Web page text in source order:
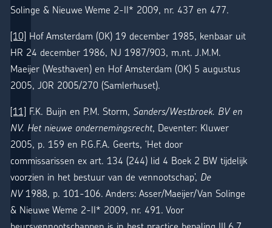
Solinge & Nieuwe Weme 2-II* 2009, nr. 437 en 477.
[10] Hof Amsterdam (OK) 19 december 1985, kenbaar uit
HR 24 december 1986, NJ 1987/903, m.nt. J.M.M.
Maeijer (Westhaven) en Hof Amsterdam (OK) 5 augustus
2005, JOR 2005/270 (Samlerhuset).
[11] F.K. Buijn en P.M. Storm, Sanders/Westbroek. BV en
NV. Het nieuwe ondernemingsrecht, Deventer: Kluwer
2005, p. 159 en P.G.F.A. Geerts, ‘Het door
commissarissen ex art. 134 (244) lid 4 Boek 2 BW tijdelijk
voorzien in het bestuur van de vennootschap’, De
NV1988, p. 101-106. Anders: Asser/Maeijer/Van Solinge
& Nieuwe Weme 2-II* 2009, nr. 491. Voor